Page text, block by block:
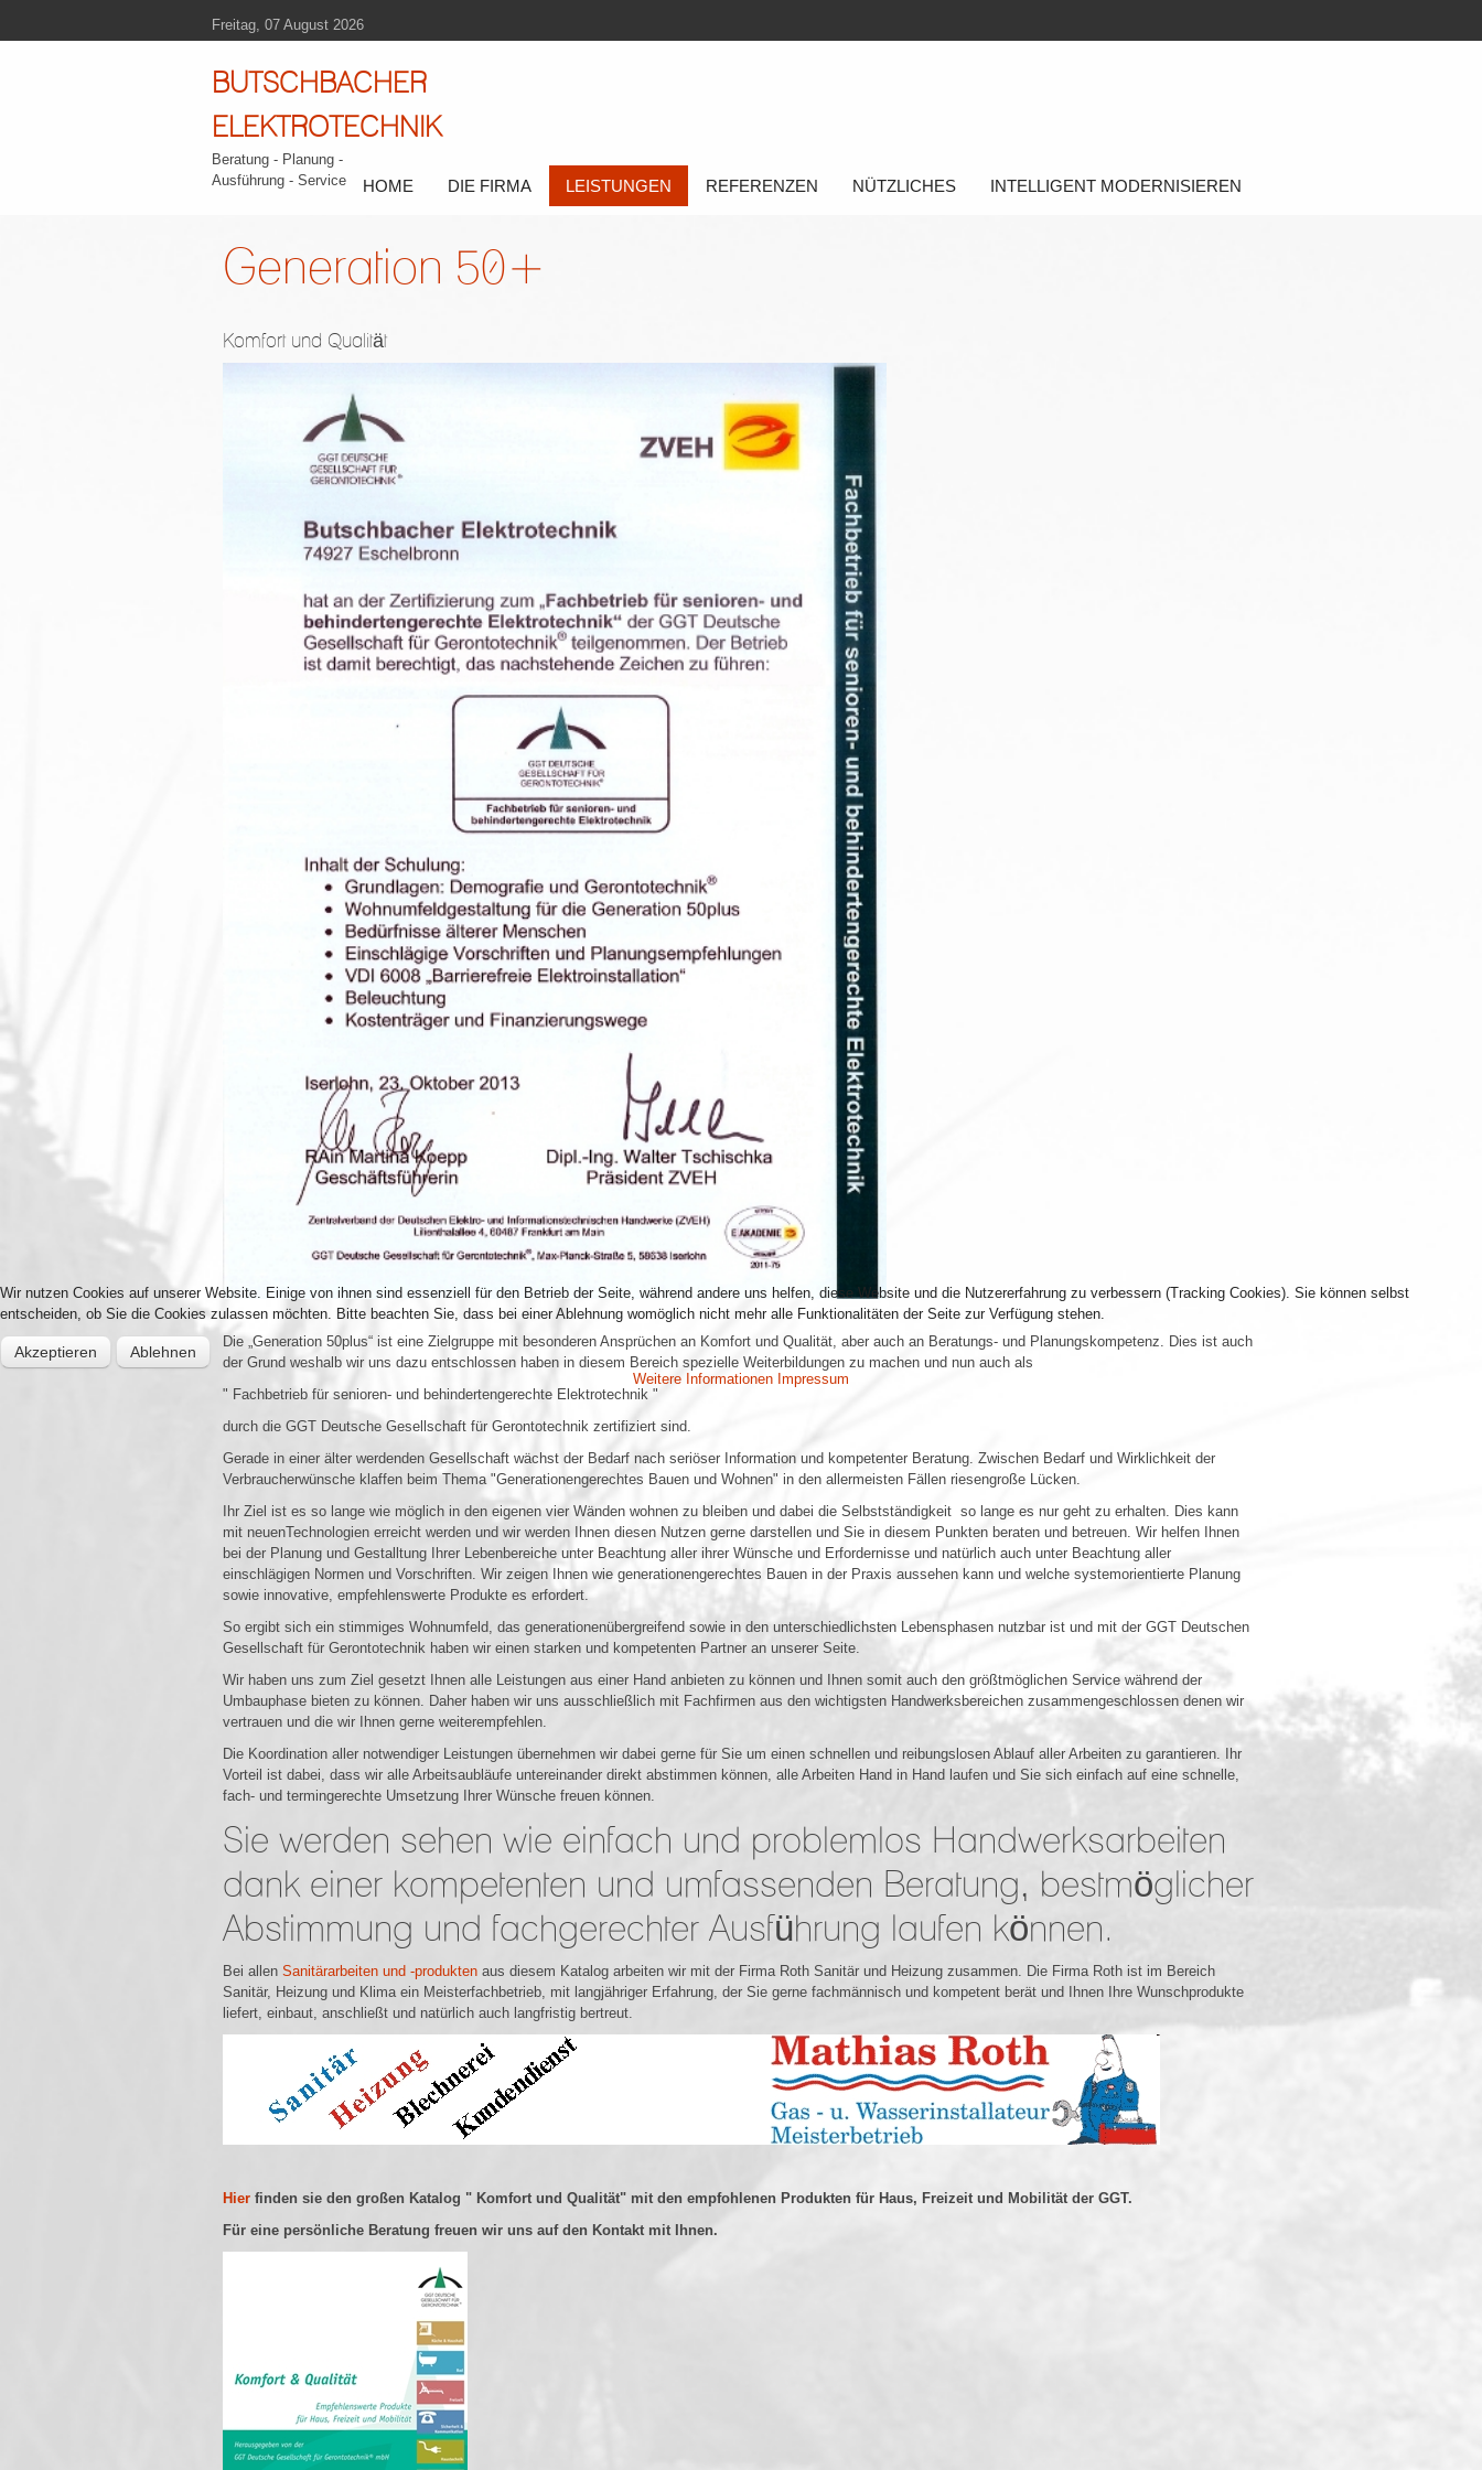
Freitag, 07 August 2026
BUTSCHBACHER
ELEKTROTECHNIK
Beratung - Planung -
Ausführung - Service
HOME DIE FIRMA LEISTUNGEN REFERENZEN NÜTZLICHES INTELLIGENT MODERNISIEREN
Generation 50+
Komfort und Qualität
Die „Generation 50plus“ ist eine Zielgruppe mit besonderen Ansprüchen an Komfort und Qualität, aber auch an Beratungs- und Planungskompetenz. Dies ist auch
der Grund weshalb wir uns dazu entschlossen haben in diesem Bereich spezielle Weiterbildungen zu machen und nun auch als
" Fachbetrieb für senioren- und behindertengerechte Elektrotechnik "
durch die GGT Deutsche Gesellschaft für Gerontotechnik zertifiziert sind.
Gerade in einer älter werdenden Gesellschaft wächst der Bedarf nach seriöser Information und kompetenter Beratung. Zwischen Bedarf und Wirklichkeit der
Verbraucherwünsche klaffen beim Thema "Generationengerechtes Bauen und Wohnen" in den allermeisten Fällen riesengroße Lücken.
Ihr Ziel ist es so lange wie möglich in den eigenen vier Wänden wohnen zu bleiben und dabei die Selbstständigkeit so lange es nur geht zu erhalten. Dies kann
mit neuenTechnologien erreicht werden und wir werden Ihnen diesen Nutzen gerne darstellen und Sie in diesem Punkten beraten und betreuen. Wir helfen Ihnen
bei der Planung und Gestalltung Ihrer Lebenbereiche unter Beachtung aller ihrer Wünsche und Erfordernisse und natürlich auch unter Beachtung aller
einschlägigen Normen und Vorschriften. Wir zeigen Ihnen wie generationengerechtes Bauen in der Praxis aussehen kann und welche systemorientierte Planung
sowie innovative, empfehlenswerte Produkte es erfordert.
So ergibt sich ein stimmiges Wohnumfeld, das generationenübergreifend sowie in den unterschiedlichsten Lebensphasen nutzbar ist und mit der GGT Deutschen
Gesellschaft für Gerontotechnik haben wir einen starken und kompetenten Partner an unserer Seite.
Wir haben uns zum Ziel gesetzt Ihnen alle Leistungen aus einer Hand anbieten zu können und Ihnen somit auch den größtmöglichen Service während der
Umbauphase bieten zu können. Daher haben wir uns ausschließlich mit Fachfirmen aus den wichtigsten Handwerksbereichen zusammengeschlossen denen wir
vertrauen und die wir Ihnen gerne weiterempfehlen.
Die Koordination aller notwendiger Leistungen übernehmen wir dabei gerne für Sie um einen schnellen und reibungslosen Ablauf aller Arbeiten zu garantieren. Ihr
Vorteil ist dabei, dass wir alle Arbeitsaubläufe untereinander direkt abstimmen können, alle Arbeiten Hand in Hand laufen und Sie sich einfach auf eine schnelle,
fach- und termingerechte Umsetzung Ihrer Wünsche freuen können.
Sie werden sehen wie einfach und problemlos Handwerksarbeiten
dank einer kompetenten und umfassenden Beratung, bestmöglicher
Abstimmung und fachgerechter Ausführung laufen können.
Bei allen Sanitärarbeiten und -produkten aus diesem Katalog arbeiten wir mit der Firma Roth Sanitär und Heizung zusammen. Die Firma Roth ist im Bereich
Sanitär, Heizung und Klima ein Meisterfachbetrieb, mit langjähriger Erfahrung, der Sie gerne fachmännisch und kompetent berät und Ihnen Ihre Wunschprodukte
liefert, einbaut, anschließt und natürlich auch langfristig bertreut.
Hier finden sie den großen Katalog " Komfort und Qualität" mit den empfohlenen Produkten für Haus, Freizeit und Mobilität der GGT.
Für eine persönliche Beratung freuen wir uns auf den Kontakt mit Ihnen.
Wir nutzen Cookies auf unserer Website. Einige von ihnen sind essenziell für den Betrieb der Seite, während andere uns helfen, diese Website und die Nutzererfahrung zu verbessern (Tracking Cookies). Sie können selbst
entscheiden, ob Sie die Cookies zulassen möchten. Bitte beachten Sie, dass bei einer Ablehnung womöglich nicht mehr alle Funktionalitäten der Seite zur Verfügung stehen.
Akzeptieren Ablehnen
Weitere Informationen Impressum